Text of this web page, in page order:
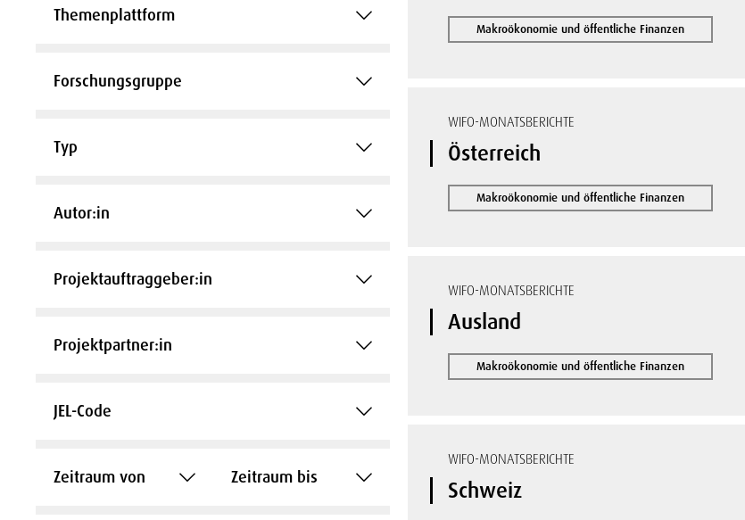
Themenplattform
Forschungsgruppe
Typ
Autor:in
Projektauftraggeber:in
Projektpartner:in
JEL-Code
Zeitraum von Zeitraum bis
Makroökonomie und öffentliche Finanzen
WIFO-MONATSBERICHTE
Österreich
Makroökonomie und öffentliche Finanzen
WIFO-MONATSBERICHTE
Ausland
Makroökonomie und öffentliche Finanzen
WIFO-MONATSBERICHTE
Schweiz